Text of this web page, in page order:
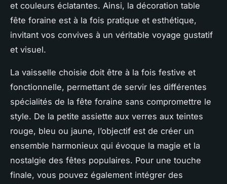
et couleurs éclatantes. Ainsi, la décoration table
fête foraine est à la fois pratique et esthétique,
invitant vos convives à un véritable voyage gustatif
et visuel.
La vaisselle choisie doit être à la fois festive et
fonctionnelle, permettant de servir les différentes
spécialités de la fête foraine sans compromettre le
style. De la petite assiette aux verres aux teintes
rouge, bleu ou jaune, l’objectif est de créer un
ensemble harmonieux qui évoque la magie et la
nostalgie des fêtes populaires. Pour une touche
finale, vous pouvez également intégrer des